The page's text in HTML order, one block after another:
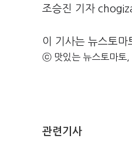
조승진 기자
이 기사는 뉴스토마
ⓒ 맛있는 뉴스토마토,
관련기사